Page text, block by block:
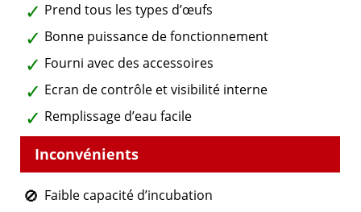
Prend tous les types d’œufs
Bonne puissance de fonctionnement
Fourni avec des accessoires
Ecran de contrôle et visibilité interne
Remplissage d’eau facile
Faible capacité d’incubation